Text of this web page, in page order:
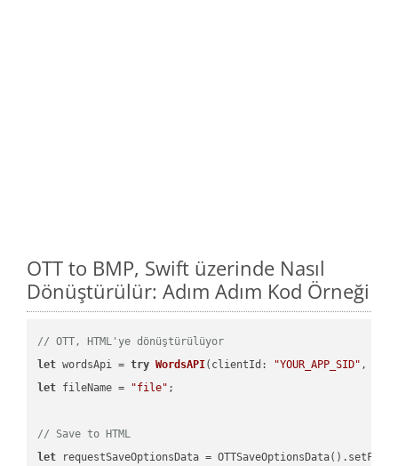
OTT to BMP, Swift üzerinde Nasıl
Dönüştürülür: Adım Adım Kod Örneği
// OTT, HTML'ye dönüştürülüyor
let wordsApi = try WordsAPI( clientId: "YOUR_APP_SID" ,
let fileName = "file" ;
// Save to HTML
let requestSaveOptionsData =